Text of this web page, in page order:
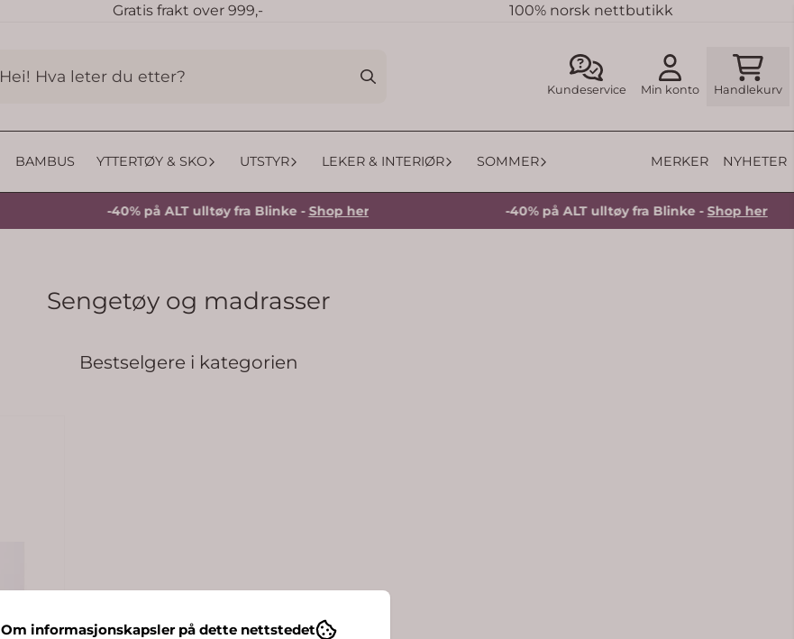
Gratis frakt over 999,- 100% norsk nettbutikk
Kundeservice Min konto Handlekurv
BAMBUS YTTERTØY & SKO UTSTYR LEKER & INTERIØR SOMMER MERKER NYHETER
-40% på ALT ulltøy fra Blinke -Shop her -40% på ALT ulltøy fra Blinke -Shop her
Sengetøy og madrasser
Bestselgere i kategorien
Om informasjonskapsler på dette nettstedet